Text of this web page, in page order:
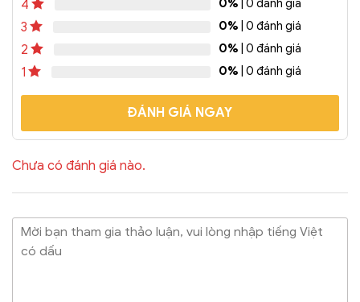
mặn hoặc ngọt, bánh kem,
bánh bông lan…
thiện với môi trường,
phân...
bên trong sẽ được bảo...
4 0% | 0 đánh giá
3 0% | 0 đánh giá
2 0% | 0 đánh giá
1 0% | 0 đánh giá
ĐÁNH GIÁ NGAY
Chưa có đánh giá nào.